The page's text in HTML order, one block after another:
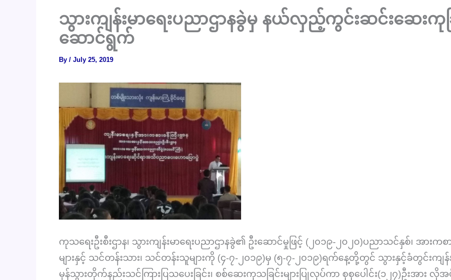
သွားကျန်းမာရေးပညာဌာနခွဲမှ နယ်လှည့်ကွင်းဆင်းဆေးကုခြ
ဆောင်ရွက်
By / July 25, 2019
ကုသရေးဦးစီးဌာန၊ သွားကျန်းမာရေးပညာဌာနခွဲ၏ ဦးဆောင်မှုဖြင့် (၂၀၁၉-၂၀၂၀)ပညာသင်နှစ်၊ အားက
များနှင့် သင်တန်းသား၊ သင်တန်းသူများကို (၄-၇-၂၀၁၉)မှ (၅-၇-၂၀၁၉)ရက်နေ့တို့တွင် သွားနှင့်ခံတွင်းကျန်း
မှန်သွားတိုက်နည်းသင်ကြားပြသပေးခြင်း၊ စစ်ဆေးကုသခြင်းများပြုလုပ်ကာ စုစုပေါင်း(၁၂၇)ဦးအား